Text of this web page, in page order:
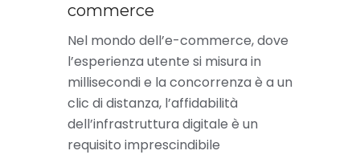
commerce
Nel mondo dell’e-commerce, dove
l’esperienza utente si misura in
millisecondi e la concorrenza è a un
clic di distanza, l’affidabilità
dell’infrastruttura digitale è un
requisito imprescindibile